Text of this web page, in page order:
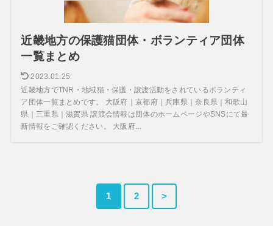
近畿地方の保護猫団体・ボランティア団体
一覧まとめ
2023.01.25
近畿地方でTNR・地域猫・保護・譲渡活動をされているボランティ
ア団体一覧まとめです。 大阪府｜京都府｜兵庫県｜奈良県｜和歌山
県｜三重県｜滋賀県 譲渡会情報は団体のホームページやSNSにて最
新情報をご確認ください。 大阪府...
1 2 >